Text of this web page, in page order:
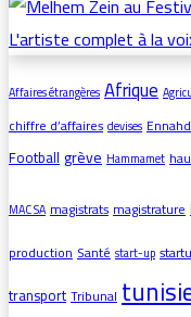
Affaires étrangères Afrique
chiffre d’affaires devises
Footballgrève Hammamet
MAC SA magistratsmagistrature
productionSanté start-up
transportTribunal